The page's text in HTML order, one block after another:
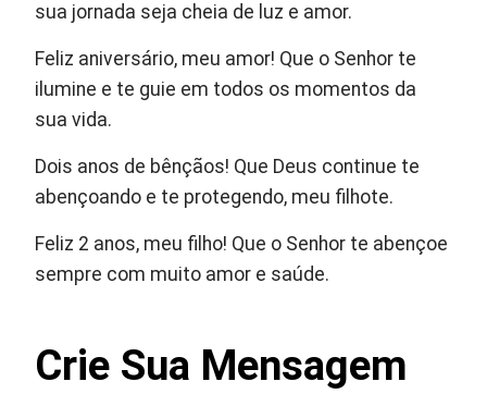
sua jornada seja cheia de luz e amor.
Feliz aniversário, meu amor! Que o Senhor te
ilumine e te guie em todos os momentos da
sua vida.
Dois anos de bênçãos! Que Deus continue te
abençoando e te protegendo, meu filhote.
Feliz 2 anos, meu filho! Que o Senhor te abençoe
sempre com muito amor e saúde.
Crie Sua Mensagem